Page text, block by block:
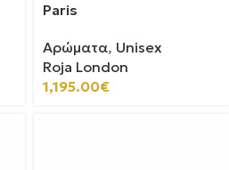
Paris
Αρώματα, Unisex
Roja London
1,195.00€